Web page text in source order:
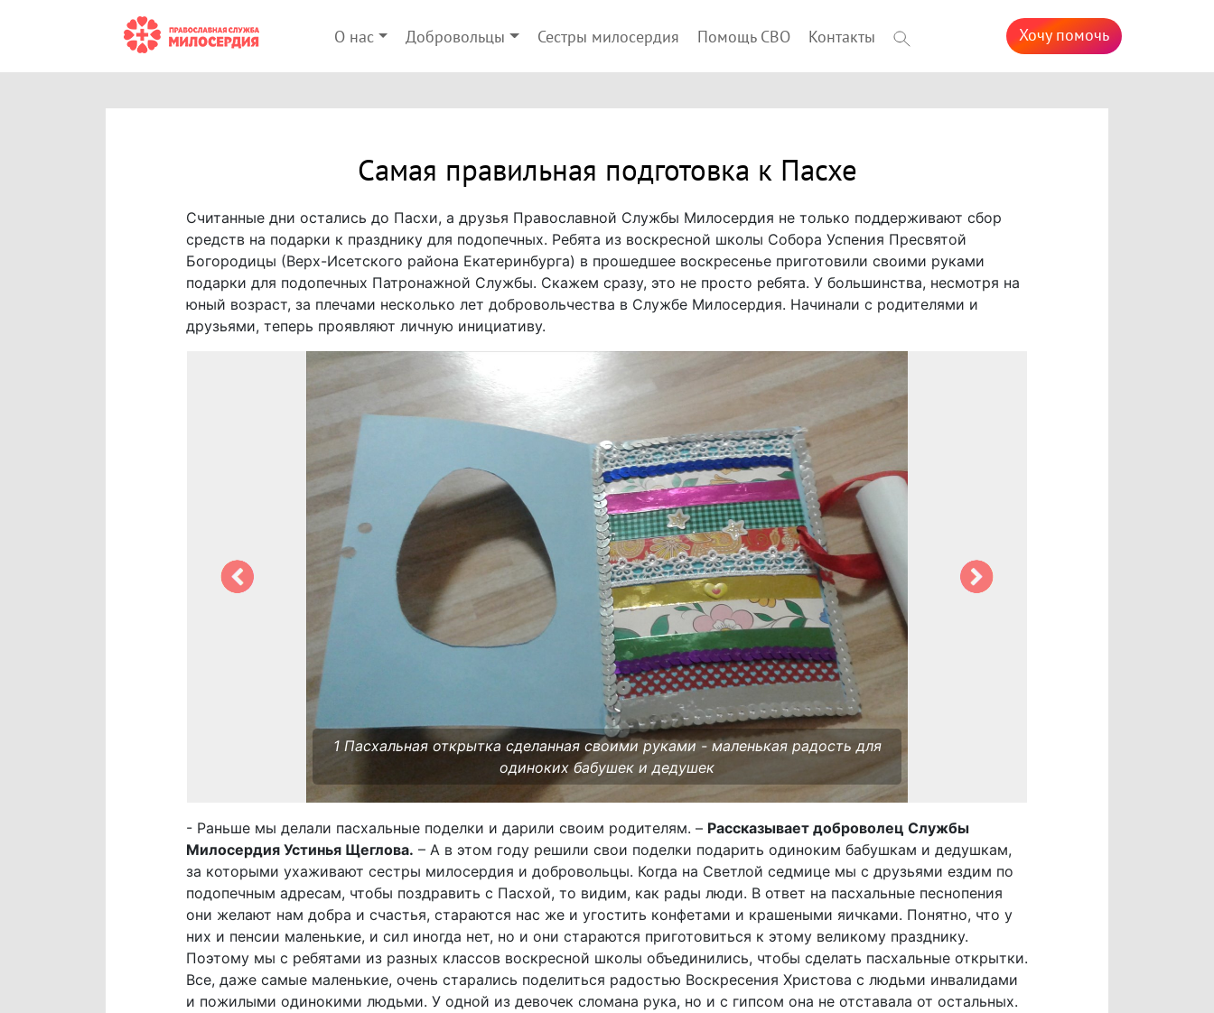
О нас Добровольцы Сестры милосердия Помощь СВО Контакты Хочу помочь
Самая правильная подготовка к Пасхе
Считанные дни остались до Пасхи, а друзья Православной Службы Милосердия не только поддерживают сбор
средств на подарки к празднику для подопечных. Ребята из воскресной школы Собора Успения Пресвятой
Богородицы (Верх-Исетского района Екатеринбурга) в прошедшее воскресенье приготовили своими руками
подарки для подопечных Патронажной Службы. Скажем сразу, это не просто ребята. У большинства, несмотря на
юный возраст, за плечами несколько лет добровольчества в Службе Милосердия. Начинали с родителями и
друзьями, теперь проявляют личную инициативу.
1 Пасхальная открытка сделанная своими руками - маленькая радость для
одиноких бабушек и дедушек
- Раньше мы делали пасхальные поделки и дарили своим родителям. – Рассказывает доброволец Службы
Милосердия Устинья Щеглова. – А в этом году решили свои поделки подарить одиноким бабушкам и дедушкам,
за которыми ухаживают сестры милосердия и добровольцы. Когда на Светлой седмице мы с друзьями ездим по
подопечным адресам, чтобы поздравить с Пасхой, то видим, как рады люди. В ответ на пасхальные песнопения
они желают нам добра и счастья, стараются нас же и угостить конфетами и крашеными яичками. Понятно, что у
них и пенсии маленькие, и сил иногда нет, но и они стараются приготовиться к этому великому празднику.
Поэтому мы с ребятами из разных классов воскресной школы объединились, чтобы сделать пасхальные открытки.
Все, даже самые маленькие, очень старались поделиться радостью Воскресения Христова с людьми инвалидами
и пожилыми одинокими людьми. У одной из девочек сломана рука, но и с гипсом она не отставала от остальных.